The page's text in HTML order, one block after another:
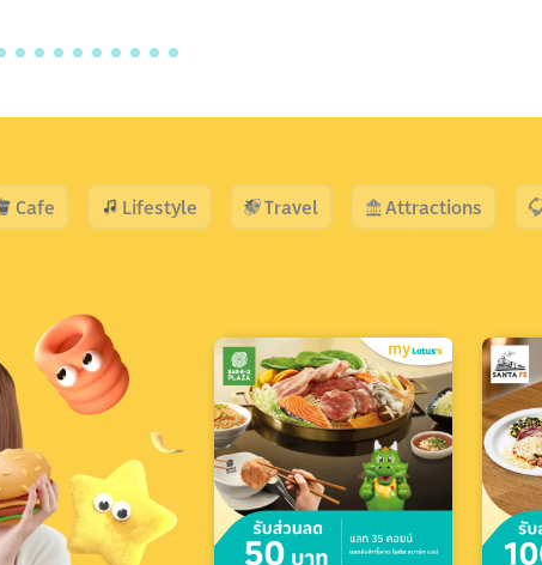
Cafe Lifestyle Travel Attractions